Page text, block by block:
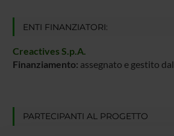
ENTI FINANZIATORI:
Creactives S.p.A.
Finanziamento: assegnato e gestito
PARTECIPANTI AL PROGETTO